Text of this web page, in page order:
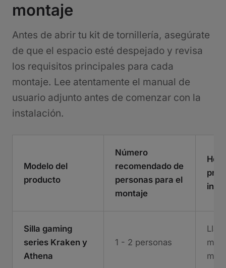
montaje
Antes de abrir tu kit de tornillería, asegúrate
de que el espacio esté despejado y revisa
los requisitos principales para cada
montaje. Lee atentamente el manual de
usuario adjunto antes de comenzar con la
instalación.
Modelo del
producto
Número
recomendado de
personas para el
montaje
Silla gaming
series Kraken y
Athena
1 - 2 personas